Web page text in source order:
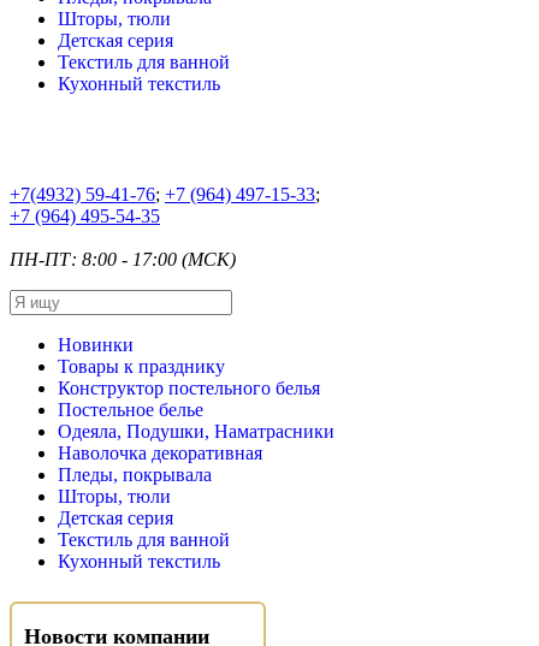
Шторы, тюли
Детская серия
Текстиль для ванной
Кухонный текстиль
+7(4932) 59-41-76; +7 (964) 497-15-33;
+7 (964) 495-54-35
ПН-ПТ: 8:00 - 17:00 (МСК)
Новинки
Товары к празднику
Конструктор постельного белья
Постельное белье
Одеяла, Подушки, Наматрасники
Наволочка декоративная
Пледы, покрывала
Шторы, тюли
Детская серия
Текстиль для ванной
Кухонный текстиль
Новости компании